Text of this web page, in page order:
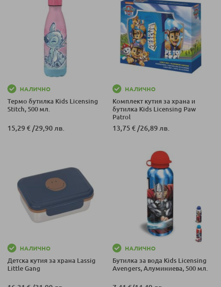
НАЛИЧНО
Термо бутилка Kids Licensing
Stitch, 500 мл.
15,29 €/29,90 лв.
НАЛИЧНО
Комплект кутия за храна и
бутилка Kids Licensing Paw
Patrol
13,75 €/26,89 лв.
НАЛИЧНО
Детска кутия за храна Lassig
Little Gang
НАЛИЧНО
Бутилка за вода Kids Licensing
Avengers, Алуминиева, 500 мл.